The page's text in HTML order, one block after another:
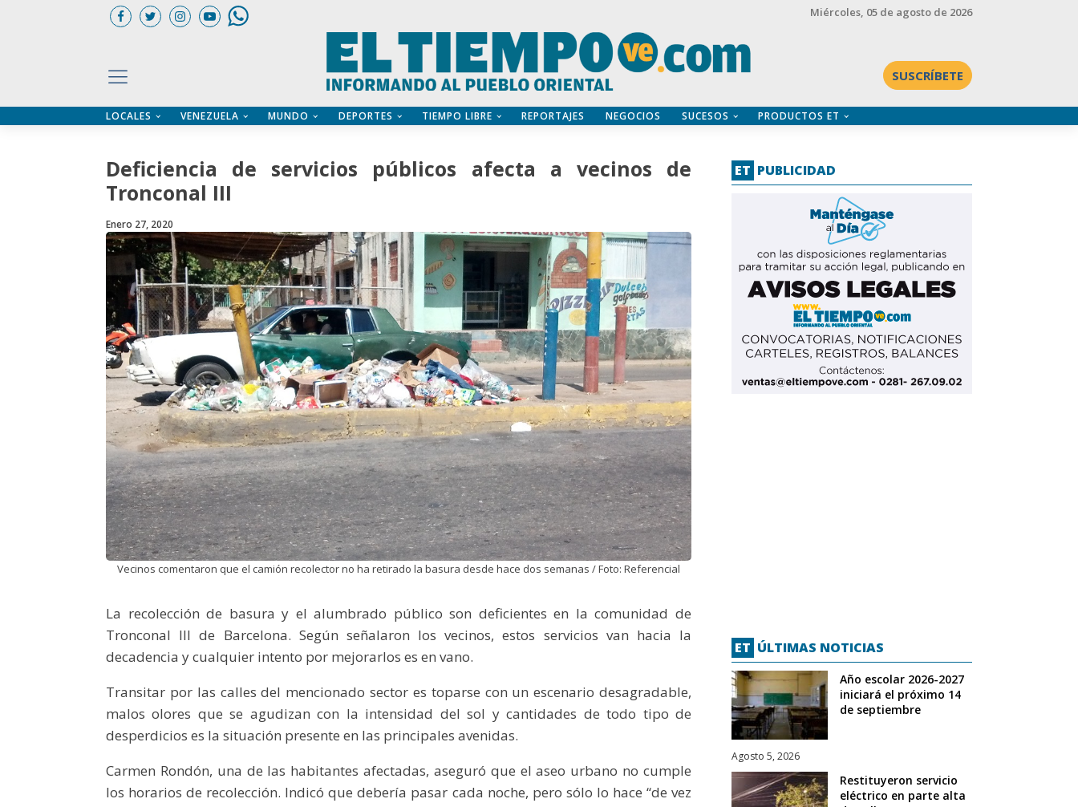
Miércoles, 05 de agosto de 2026
SUSCRÍBETE
LOCALES VENEZUELA MUNDO DEPORTES TIEMPO LIBRE REPORTAJES NEGOCIOS SUCESOS PRODUCTOS ET
Deficiencia de servicios públicos afecta a vecinos de
Tronconal III
Enero 27, 2020
Vecinos comentaron que el camión recolector no ha retirado la basura desde hace dos semanas / Foto: Referencial
La recolección de basura y el alumbrado público son deficientes en la comunidad de
Tronconal III de Barcelona. Según señalaron los vecinos, estos servicios van hacia la
decadencia y cualquier intento por mejorarlos es en vano.
Transitar por las calles del mencionado sector es toparse con un escenario desagradable,
malos olores que se agudizan con la intensidad del sol y cantidades de todo tipo de
desperdicios es la situación presente en las principales avenidas.
Carmen Rondón, una de las habitantes afectadas, aseguró que el aseo urbano no cumple
los horarios de recolección. Indicó que debería pasar cada noche, pero sólo lo hace “de vez
ET PUBLICIDAD
ET ÚLTIMAS NOTICIAS
Año escolar 2026-2027
iniciará el próximo 14
de septiembre
Agosto 5, 2026
Restituyeron servicio
eléctrico en parte alta